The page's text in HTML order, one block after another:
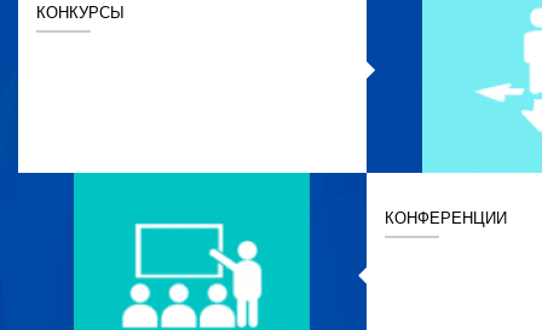
КОНКУРСЫ
КОНФЕРЕНЦИИ